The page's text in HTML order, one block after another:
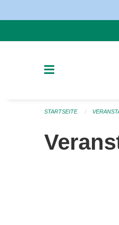
STARTSEITE